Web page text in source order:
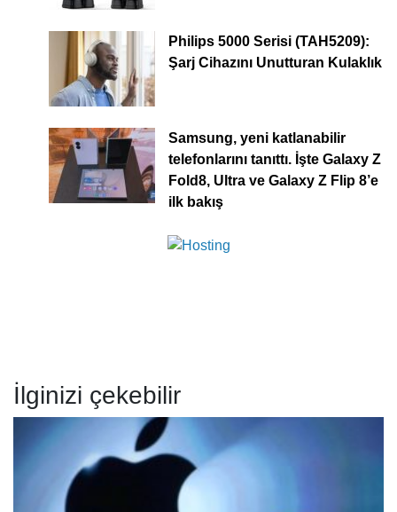
Philips 5000 Serisi (TAH5209):
Şarj Cihazını Unutturan Kulaklık
Samsung, yeni katlanabilir
telefonlarını tanıttı. İşte Galaxy Z
Fold8, Ultra ve Galaxy Z Flip 8’e
ilk bakış
İlginizi çekebilir